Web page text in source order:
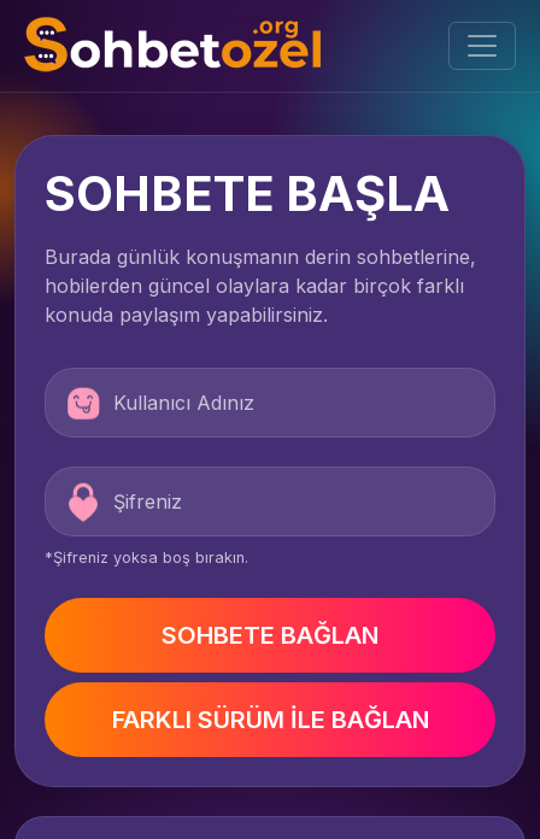
SOHBETE BAŞLA
Burada günlük konuşmanın derin sohbetlerine,
hobilerden güncel olaylara kadar birçok farklı
konuda paylaşım yapabilirsiniz.
*Şifreniz yoksa boş bırakın.
SOHBETE BAĞLAN
FARKLI SÜRÜM İLE BAĞLAN